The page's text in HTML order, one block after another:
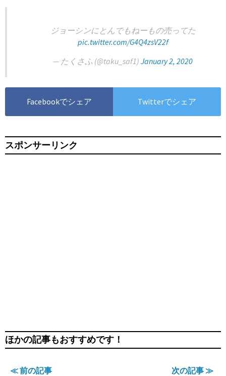
ジョーシンにとんでもねーもの売ってた
pic.twitter.com/G4Q4zsV22f
— たくさふ (@taku_saf1) January 2, 2020
Facebookでシェア Twitterでシェア
スポンサーリンク
ほかの記事もおすすめです！
≪ 前の記事 次の記事 ≫